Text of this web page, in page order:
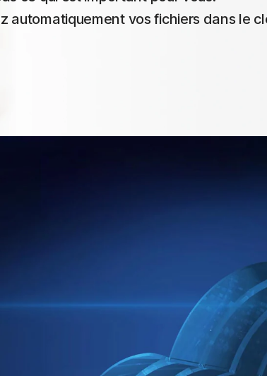
automatiquement vos fichiers dans le